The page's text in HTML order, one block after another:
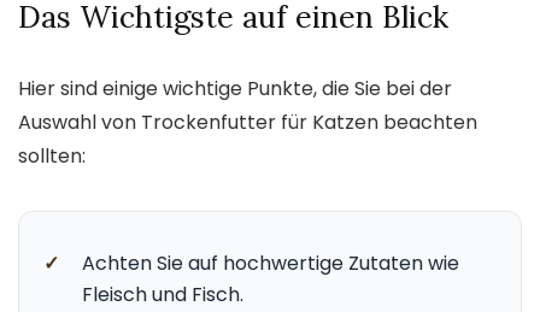
Das Wichtigste auf einen Blick
Hier sind einige wichtige Punkte, die Sie bei der
Auswahl von Trockenfutter für Katzen beachten
sollten:
✓
Achten Sie auf hochwertige Zutaten wie
Fleisch und Fisch.